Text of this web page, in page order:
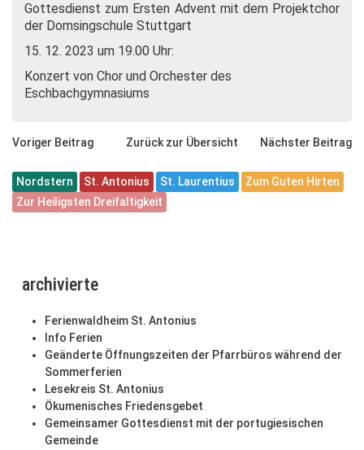
Gottesdienst zum Ersten Advent mit dem Projektchor
der Domsingschule Stuttgart
15. 12. 2023 um 19.00 Uhr:
Konzert von Chor und Orchester des
Eschbachgymnasiums
Voriger Beitrag Zurück zur Übersicht Nächster Beitrag
Nordstern St. Antonius St. Laurentius
Zum Guten Hirten
Zur Heiligsten Dreifaltigkeit
archivierte
Ferienwaldheim St. Antonius
Info Ferien
Geänderte Öffnungszeiten der Pfarrbüros während der
Sommerferien
Lesekreis St. Antonius
Ökumenisches Friedensgebet
Gemeinsamer Gottesdienst mit der portugiesischen
Gemeinde